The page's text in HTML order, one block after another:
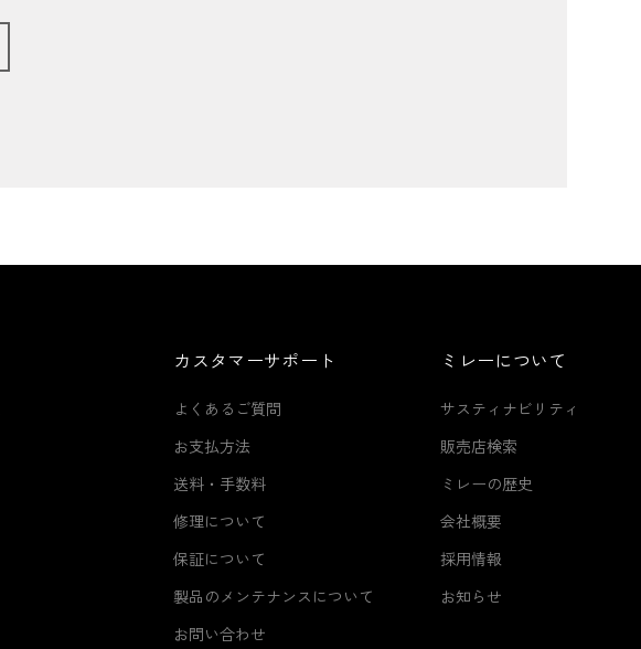
カスタマーサポート
よくあるご質問
お支払方法
送料・手数料
修理について
保証について
製品のメンテナンスについて
お問い合わせ
ミレーについて
サスティナビリティ
販売店検索
ミレーの歴史
会社概要
採用情報
お知らせ